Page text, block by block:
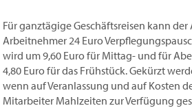
Für ganztägige Geschäftsreisen kann
Arbeitnehmer 24 Euro
wird um 9,60 Euro für Mittag- und für
4,80 Euro für das Frühstück. Gekürzt
wenn auf Veranlassung und auf Kosten
Mitarbeiter Mahlzeiten zur Verfügung